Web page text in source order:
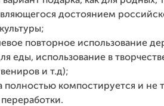
достоянием
повторное использование
еды, использование в
и т.д);
полностью компостируется и не